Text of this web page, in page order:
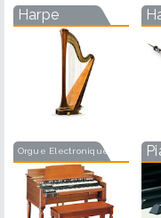
Harpe
Orgue Electronique